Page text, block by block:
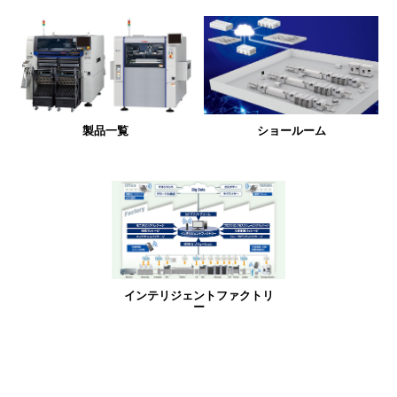
製品一覧 ショールーム
インテリジェント ファクトリ
ー